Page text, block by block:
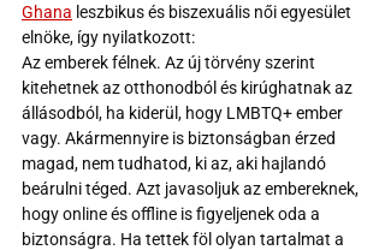
Ghana leszbikus és biszexuális női egyesület
elnöke, így nyilatkozott:
Az emberek félnek. Az új törvény szerint
kitehetnek az otthonodból és kirúghatnak az
állásodból, ha kiderül, hogy LMBTQ+ ember
vagy. Akármennyire is biztonságban érzed
magad, nem tudhatod, ki az, aki hajlandó
beárulni téged. Azt javasoljuk az embereknek,
hogy online és offline is figyeljenek oda a
biztonságra. Ha tettek föl olyan tartalmat a